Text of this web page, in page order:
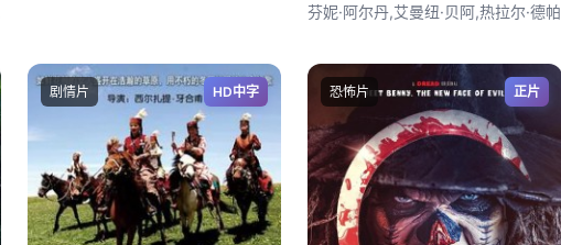
芬妮·阿尔丹,艾曼纽·贝阿,热拉尔·德帕
剧情片 HD中字 恐怖片 正片